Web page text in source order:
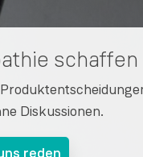
schaffen
Diskussionen.
reden